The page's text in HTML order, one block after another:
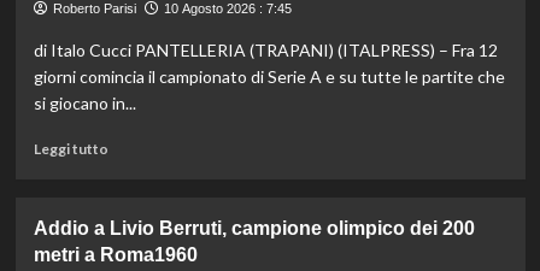
Roberto Parisi 10 Agosto 2026 : 7:45
di Italo Cucci PANTELLERIA (TRAPANI) (ITALPRESS) – Fra 12
giorni comincia il campionato di Serie A e su tutte le partite che
si giocano in...
Leggi tuttoLeggi
Letture
domenicali
Addio a Livio Berruti, campione olimpico dei 200
metri a Roma1960